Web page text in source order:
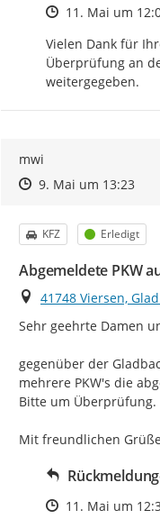
Zeitpunkt des
11. Mai um
Vielen Dank für
Überprüfung an
weitergegeben.
mwi
Zeitpunkt des
Zeitpunkt des
9. Mai um 13:23Zur
Kategorie
KFZ Status
Erledigt
Abgemeldete PKW
Ort
41748 Viersen,
Sehr geehrte Damen
gegenüber der
mehrere PKW's die
Bitte um Überprüfung.
Mit freundlichen
Zeitpunkt des
11. Mai um